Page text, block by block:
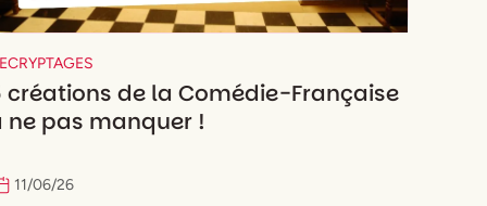
créations de la Comédie-Française
ne pas manquer !
11/06/26